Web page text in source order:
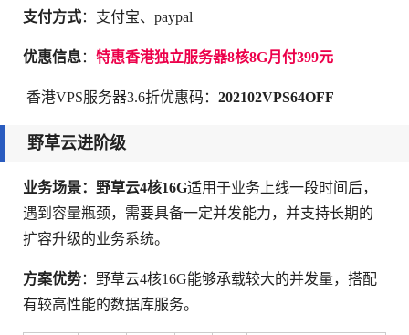
支付方式：支付宝、paypal
优惠信息： 特惠香港独立服务器8核8G月付399元
香港VPS服务器3.6折优惠码： 202102VPS64OFF
野草云进阶级
业务场景：野草云4核16G适用于业务上线一段时间后，
遇到容量瓶颈，需要具备一定并发能力，并支持长期的
扩容升级的业务系统。
方案优势：野草云4核16G能够承载较大的并发量，搭配
有较高性能的数据库服务。